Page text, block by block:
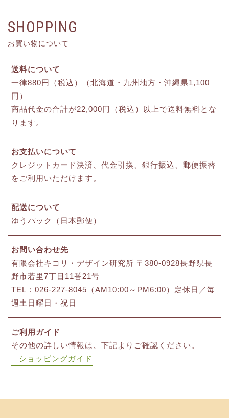
SHOPPING
お買い物について
送料について
一律880円（税込）（北海道・九州地方・沖縄県1,100
円）
商品代金の合計が22,000円（税込）以上で送料無料とな
ります。
お支払いについて
クレジットカード決済、代金引換、銀行振込、郵便振替
をご利用いただけます。
配送について
ゆうパック（日本郵便）
お問い合わせ先
有限会社キコリ・デザイン研究所 〒380-0928長野県長
野市若里7丁目11番21号
TEL：026-227-8045（AM10:00～PM6:00）定休日／毎
週土日曜日・祝日
ご利用ガイド
その他の詳しい情報は、下記よりご確認ください。
ショッピングガイド